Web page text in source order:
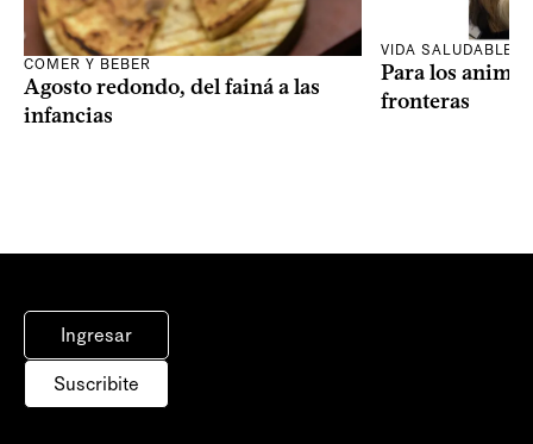
COMER Y BEBER
Agosto redondo, del fainá a las
infancias
VIDA SALUDABLE
Para los
fronteras
Ingresar
Suscribite